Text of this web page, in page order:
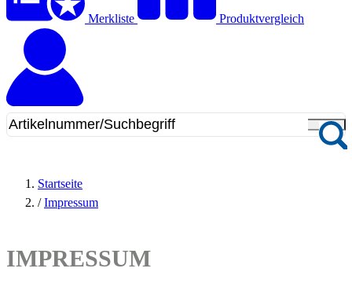
Merkliste Produktvergleich
Startseite
/ Impressum
IMPRESSUM